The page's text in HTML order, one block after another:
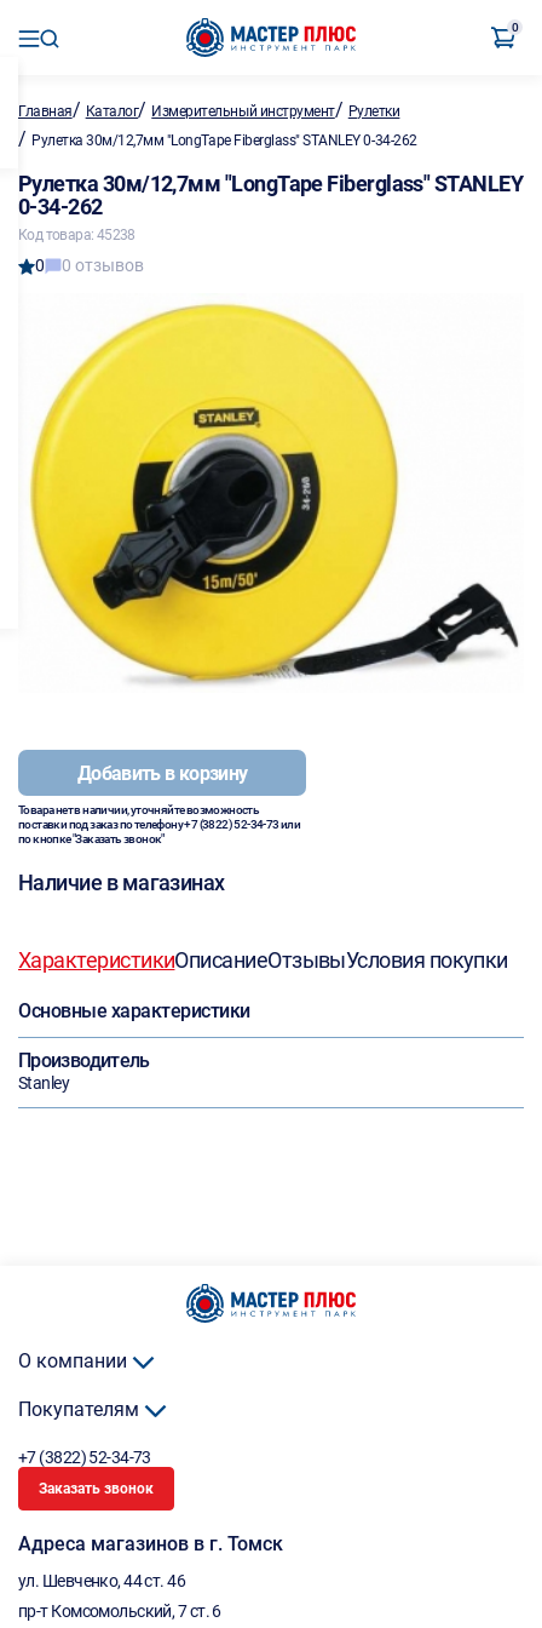
0
Главная/ Каталог/ Измерительный инструмент/ Рулетки
/ Рулетка 30м/12,7мм "LongTape Fiberglass" STANLEY 0-34-262
Рулетка 30м/12,7мм "LongTape Fiberglass" STANLEY
0-34-262
Код товара: 45238
0 0 отзывов
Добавить в корзину
Товара нет в наличии, уточняйте возможность
поставки под заказ по телефону+7 (3822) 52-34-73или
по кнопке "Заказать звонок"
Наличие в магазинах
ХарактеристикиОписаниеОтзывыУсловия покупки
Основные характеристики
Производитель
Stanley
О компании
Покупателям
+7 (3822) 52-34-73
Заказать звонок
Адреса магазинов в г. Томск
ул. Шевченко, 44 ст. 46
пр-т Комсомольский, 7 ст. 6